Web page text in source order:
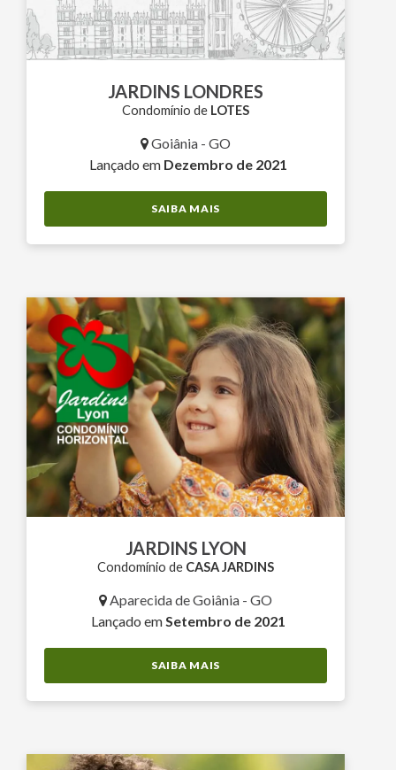
JARDINS LONDRES
Condomínio de LOTES
Goiânia - GO
Lançado em Dezembro de 2021
SAIBA MAIS
JARDINS LYON
Condomínio de CASA JARDINS
Aparecida de Goiânia - GO
Lançado emSetembro de 2021
SAIBA MAIS